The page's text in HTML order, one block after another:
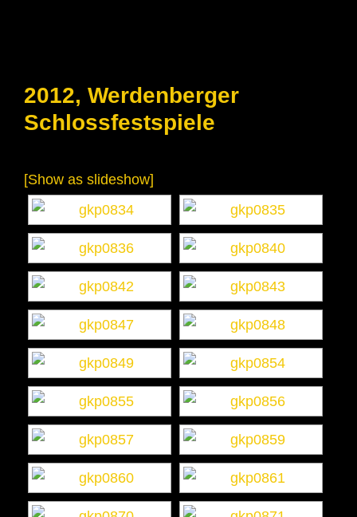
2012, Werdenberger
Schlossfestspiele
[Show as slideshow]